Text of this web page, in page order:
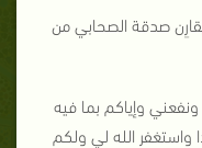
صدقة الصحابي من
وإياكم بما فيه
واستغفر الله لي ولكم